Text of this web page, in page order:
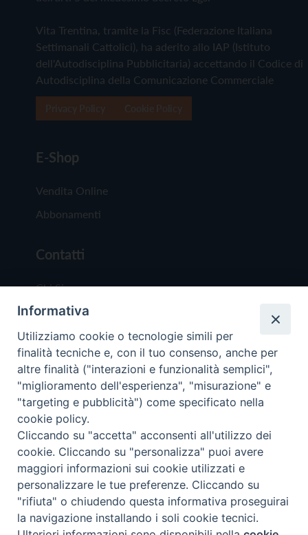
Vita Trentina, tramite la Fisc (Federazione Italiana
Settimanali Cattolici), ha aderito allo IAP (Istituto
dell'Autodisciplina Pubblicitaria) accettando il Codice di
Autodisciplina della Comunicazione Commerciale
E-Shop
Vendita Online
Abbonamenti
Contatti
Chi Siamo
Redazione
Scrivici
Copyright © 2019 - Tutti i diritti riservati - Vita
Trentina Editrice
Privacy Policy
Torna
Informativa
Utilizziamo cookie o tecnologie simili per
finalità tecniche e, con il tuo consenso, anche per
altre finalità ("interazioni e funzionalità semplici",
"miglioramento dell'esperienza", "misurazione" e
"targeting e pubblicità") come specificato nella
cookie policy.
Cliccando su "accetta" acconsenti all'utilizzo dei
cookie. Cliccando su "personalizza" puoi avere
maggiori informazioni sui cookie utilizzati e
personalizzare le tue preferenze. Cliccando su
"rifiuta" o chiudendo questa informativa proseguirai
la navigazione installando i soli cookie tecnici.